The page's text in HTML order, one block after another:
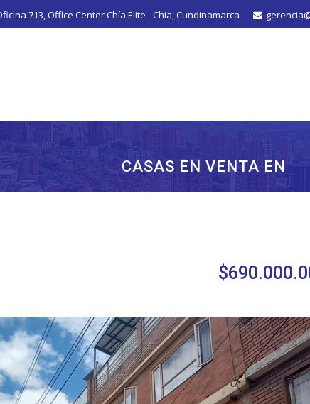
713, Office Center Chí­a Elite - Chia, Cundinamarca
CASAS EN VENTA EN